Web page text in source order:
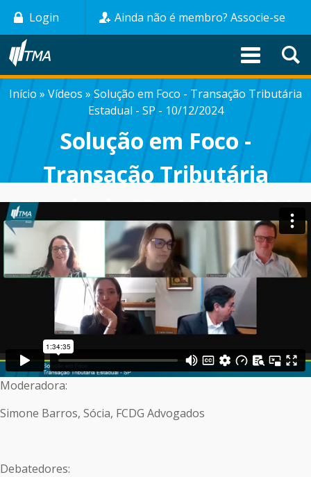
Pular
para
conteúdo
principal
Login Ainda não é membro? Associe-se
TRILHA
NAVEGAÇÃO
Início Vídeos
Solução em Foco - Transação Tributária
Estadual - SP - 10/12/2024
Solução em Foco -
Transação Tributária
Estadual - SP - 10/12/2024
Moderadora:
Simone Barros, Sócia, FCDG Advogados
Debatedores: